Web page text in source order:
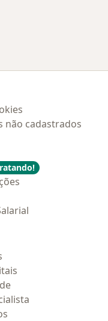
não cadastrados